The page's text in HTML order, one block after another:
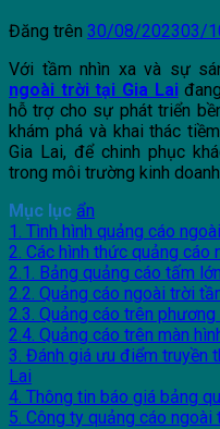
Đăng trên 30/08/202303/
Với tầm nhìn xa và sự
ngoài trời tại Gia Lai
hỗ trợ cho sự phát triển
khám phá và khai thác
Gia Lai, để chinh phục
trong môi trường kinh
Mục lục ẩn
1. Tình hình quảng cáo
2. Các hình thức quảng cáo
2.1. Bảng quảng cáo tấm
2.2. Quảng cáo ngoài trời
2.3. Quảng cáo trên
2.4. Quảng cáo trên màn
3. Đánh giá ưu điểm truyền
Lai
4. Thông tin báo giá bảng
5. Công ty quảng cáo